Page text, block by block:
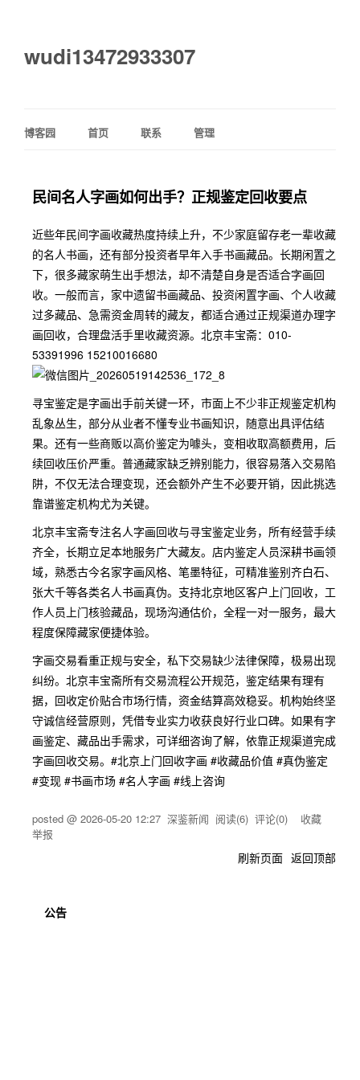
wudi13472933307
博客园 首页 联系 管理
民间名人字画如何出手？正规鉴定回收要点
近些年民间字画收藏热度持续上升，不少家庭留存老一辈收藏
的名人书画，还有部分投资者早年入手书画藏品。长期闲置之
下，很多藏家萌生出手想法，却不清楚自身是否适合字画回
收。一般而言，家中遗留书画藏品、投资闲置字画、个人收藏
过多藏品、急需资金周转的藏友，都适合通过正规渠道办理字
画回收，合理盘活手里收藏资源。北京丰宝斋：010-
53391996 15210016680
寻宝鉴定是字画出手前关键一环，市面上不少非正规鉴定机构
乱象丛生，部分从业者不懂专业书画知识，随意出具评估结
果。还有一些商贩以高价鉴定为噱头，变相收取高额费用，后
续回收压价严重。普通藏家缺乏辨别能力，很容易落入交易陷
阱，不仅无法合理变现，还会额外产生不必要开销，因此挑选
靠谱鉴定机构尤为关键。
北京丰宝斋专注名人字画回收与寻宝鉴定业务，所有经营手续
齐全，长期立足本地服务广大藏友。店内鉴定人员深耕书画领
域，熟悉古今名家字画风格、笔墨特征，可精准鉴别齐白石、
张大千等各类名人书画真伪。支持北京地区客户上门回收，工
作人员上门核验藏品，现场沟通估价，全程一对一服务，最大
程度保障藏家便捷体验。
字画交易看重正规与安全，私下交易缺少法律保障，极易出现
纠纷。北京丰宝斋所有交易流程公开规范，鉴定结果有理有
据，回收定价贴合市场行情，资金结算高效稳妥。机构始终坚
守诚信经营原则，凭借专业实力收获良好行业口碑。如果有字
画鉴定、藏品出手需求，可详细咨询了解，依靠正规渠道完成
字画回收交易。#北京上门回收字画 #收藏品价值 #真伪鉴定
#变现 #书画市场 #名人字画 #线上咨询
posted @ 2026-05-20 12:27 深鉴新闻 阅读(6) 评论(0) 收藏
举报
刷新页面 返回顶部
公告